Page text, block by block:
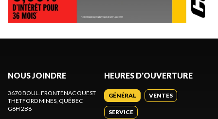
NOUS JOINDRE
3670 BOUL. FRONTENAC OUEST
THETFORD MINES , QUÉBEC
G6H 2B8
HEURES D'OUVERTURE
GÉNÉRAL VENTES
SERVICE